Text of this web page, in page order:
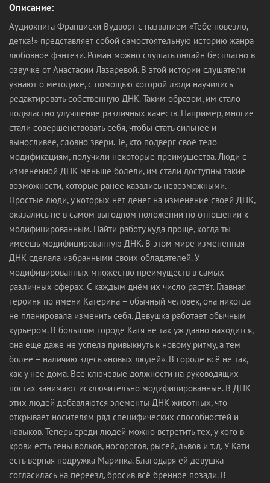
Описание:
Аудиокнига Франциски Вудворт с названием «Тебе повезло,
детка!» представляет собой самостоятельную историю жанра
любовное фэнтези. Роман можно слушать онлайн бесплатно в
озвучке от Анастасии Лазаревой. В этой истории слушатели
узнают о методике, с помощью которой люди научились
редактировать собственную ДНК. Таким образом, им стало
подвластно улучшение различных качеств. Например, многие
стали совершенствовать себя, чтобы стать сильнее и
выносливее, словно звери. Те, кто подверг своё тело
модификациям, получили некоторые преимущества. Люди с
измененной ДНК меньше болели, им стали доступны такие
возможности, которые ранее казались невозможными.
Простые люди, у которых нет денег на изменение своей ДНК,
оказались не в самом выгодном положении по отношении к
модифицированным. Найти работу куда проще, когда ты
имеешь модифицированную ДНК. В этом мире измененная
ДНК сделала избранными своих обладателей. У
модифицированных множество преимуществ в самых
различных сферах. С каждым днём их число растёт. Главная
героиня по имени Катерина – обычный человек, она никогда
не планировала изменить себя. Девушка работает обычным
курьером. В большом городе Катя не так уж давно находится,
она еще даже не успела привыкнуть к новому ритму, а тем
более – наличию здесь «новых людей». В городе всё не так,
как у неё дома. Все ключевые должности на руководящих
постах занимают исключительно модифицированные. В ДНК
этих людей добавляются элементы ДНК животных, что
открывает носителям ряд специфических способностей и
навыков. Теперь среди людей можно встретить тех, у кого в
крови есть гены волков, носорогов, рысей, львов и т.д. У Кати
есть верная подружка Маринка. Благодаря ей девушка
согласилась на переезд, бросив всё бренное позади. В